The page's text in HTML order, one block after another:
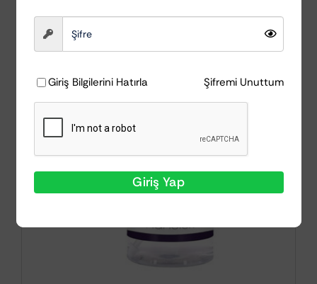
Giriş Bilgilerini Hatırla Şifremi Unuttum
Giriş Yap